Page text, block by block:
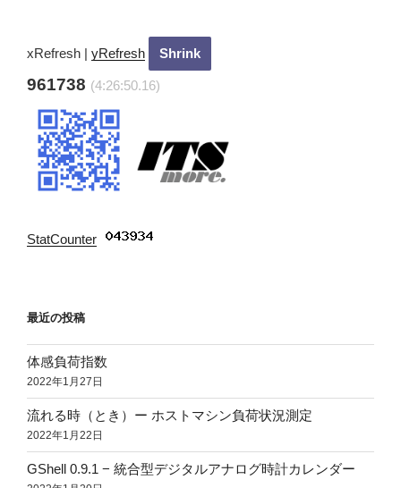
xRefresh | yRefresh
961738 (4:26:51.36)
StatCounter
最近の投稿
体感負荷指数
2022年1月27日
流れる時（とき）ー ホストマシン負荷状況測定
2022年1月22日
GShell 0.9.1 − 統合型デジタルアナログ時計カレンダー